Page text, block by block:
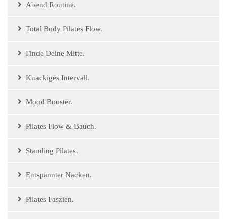
Abend Routine.
Total Body Pilates Flow.
Finde Deine Mitte.
Knackiges Intervall.
Mood Booster.
Pilates Flow & Bauch.
Standing Pilates.
Entspannter Nacken.
Pilates Faszien.